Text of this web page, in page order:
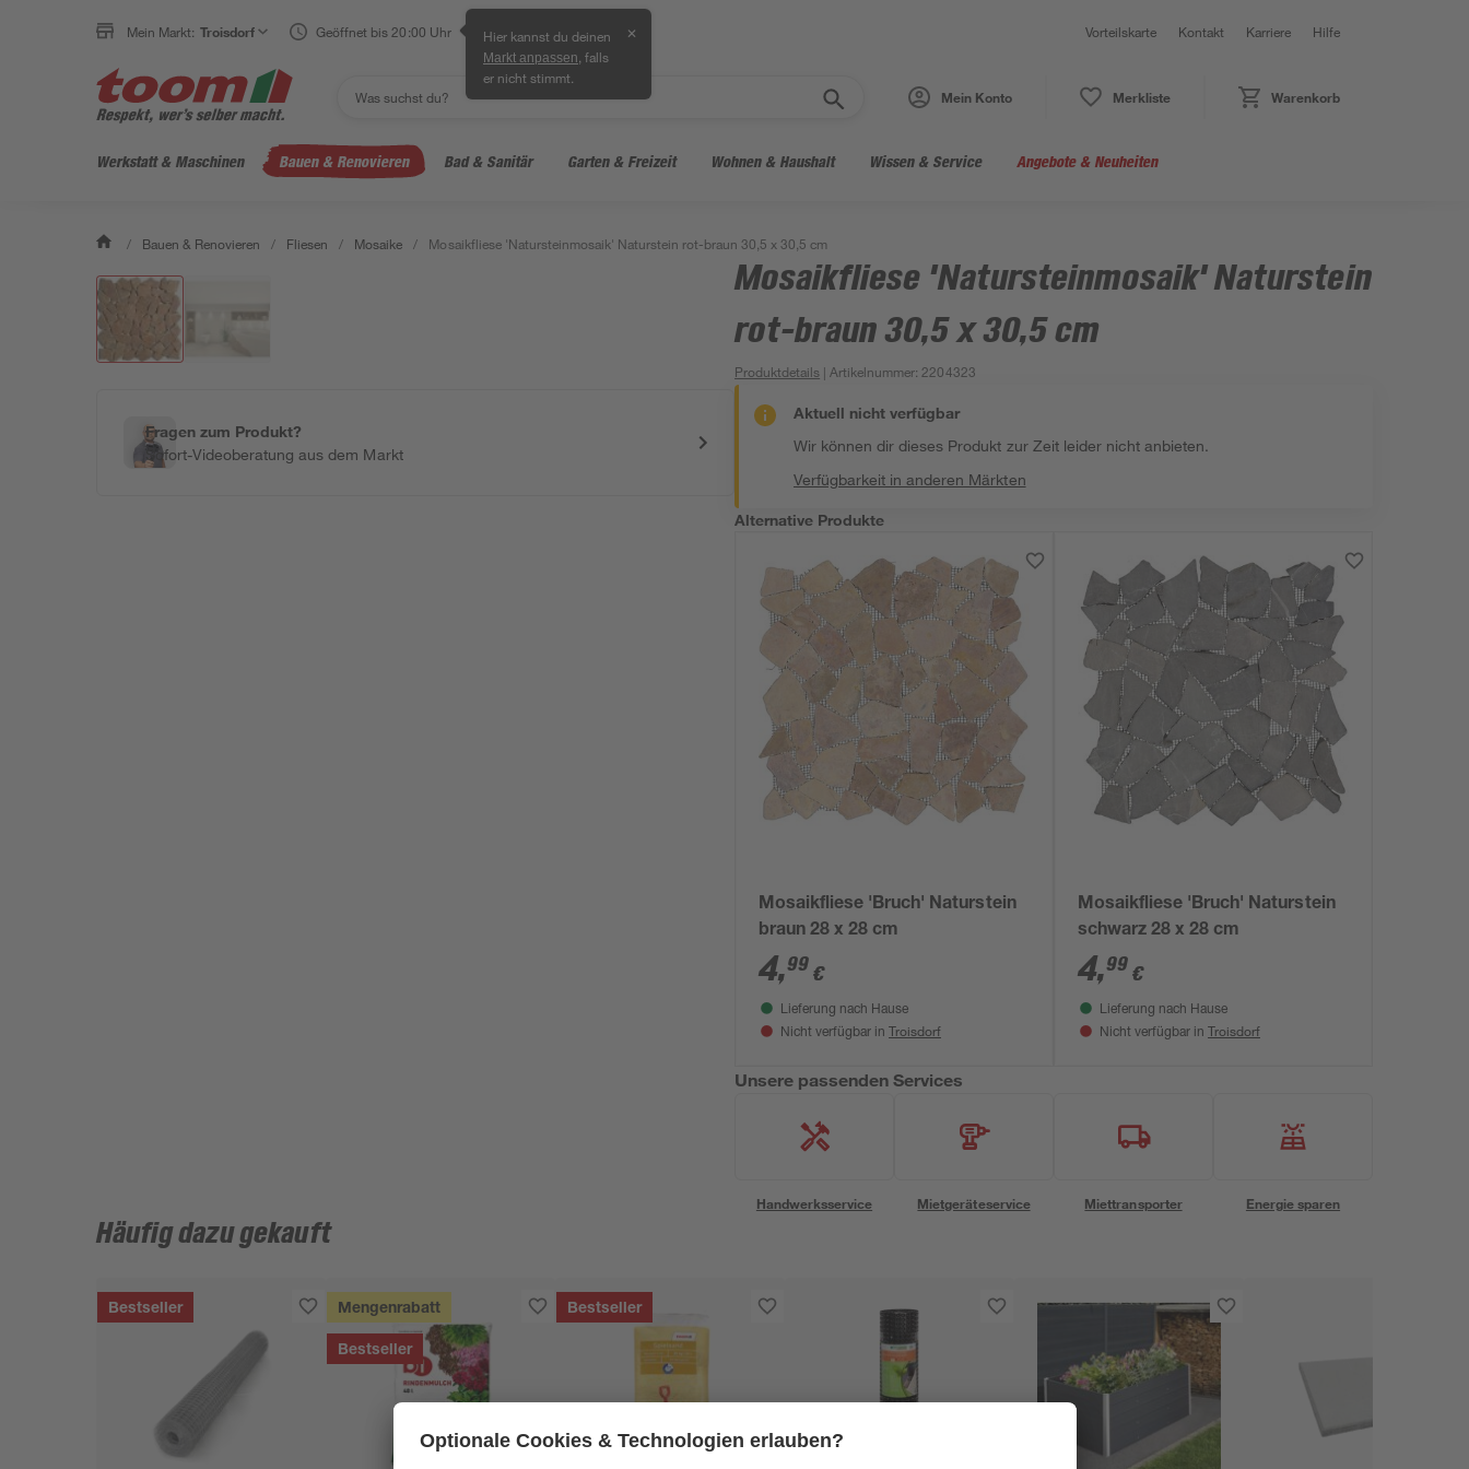
Mein Markt: Troisdorf Geöffnet bis 20:00 Uhr Hier kannst du deinen
Markt anpassen , falls
er nicht stimmt.
✕ Vorteilskarte Kontakt Karriere Hilfe
Mein Konto Merkliste Warenkorb
Werkstatt & Maschinen Bauen & Renovieren Bad & Sanitär Garten & Freizeit Wohnen & Haushalt Wissen & Service Angebote & Neuheiten
/ Bauen & Renovieren / Fliesen / Mosaike / Mosaikfliese 'Natursteinmosaik' Naturstein rot-braun 30,5 x 30,5 cm
Fragen zum Produkt?
Sofort-Videoberatung aus dem Markt
Mosaikfliese 'Natursteinmosaik' Naturstein
rot-braun 30,5 x 30,5 cm
Produktdetails | Artikelnummer: 2204323
Aktuell nicht verfügbar
Wir können dir dieses Produkt zur Zeit leider nicht anbieten.
Verfügbarkeit in anderen Märkten
Alternative Produkte
Mosaikfliese 'Bruch' Naturstein
braun 28 x 28 cm
4,99 €
Lieferung nach Hause
Nicht verfügbar in Troisdorf
Mosaikfliese 'Bruch' Naturstein
schwarz 28 x 28 cm
4,99 €
Lieferung nach Hause
Nicht verfügbar in Troisdorf
Unsere passenden Services
Handwerksservice Mietgeräteservice Miettransporter Energie sparen
Häufig dazu gekauft
Bestseller Mengenrabatt
Bestseller
Bestseller